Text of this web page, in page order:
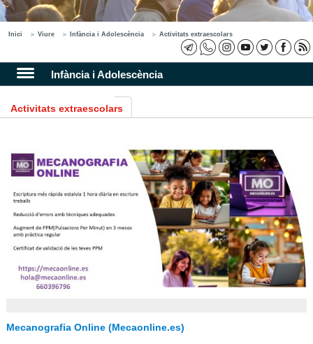
Inici Viure Infància i Adolescència Activitats extraescolars
Infància i Adolescència
Activitats extraescolars
Mecanografia Online (Mecaonline.es)